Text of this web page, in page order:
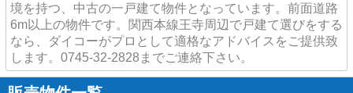
境を持つ、中古の一戸建て物件となっています。前面道路
6m以上の物件です。関西本線王寺周辺で戸建て選びをする
なら、ダイコーがプロとして適格なアドバイスをご提供致
します。0745-32-2828までご連絡下さい。